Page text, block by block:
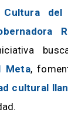
Cultura del
Meta,
cultural